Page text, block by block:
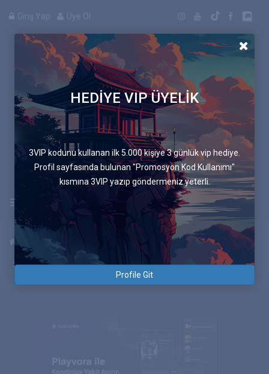
Giriş Yap Üye Ol
Manga
Uygulamayı İndir
Anasayfa Mavi Sandalye
241.Bölüm S&C 53: Karar Verici
HEDİYE VIP ÜYELİK
3VIP kodunu kullanan ilk 5.000 kişiye 3 günlük vip hediye.
Profil sayfasında bulunan "Promosyon Kod Kullanımı"
kısmına 3VIP yazıp göndermeniz yeterli.
Profile Git